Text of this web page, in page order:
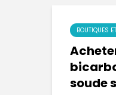
BOUTIQUES
soude